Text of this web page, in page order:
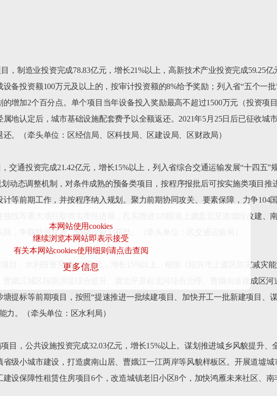
本网站使用cookies
继续浏览本网站即表示接受
有关本网站cookies使用细则请点击查阅
更多信息
，制造业投资完成78.83亿元，增长21%以上，高新技术产业投资完成59.25亿
备投资额100万元及以上的，按审计投资额的8%给予奖励；列入省“五个一
增加2个百分点。单个项目当年设备投入奖励最高不超过1500万元（投资项
地认定后，城市基础设施配套费予以全额返还。2021年5月25日后已征收城
。（牵头单位：区经信局、区科技局、区建设局、区财政局）
交通投资完成21.42亿元，增长15%以上，列入省综合交通运输发展“十四五”
动态调整机制，对条件成熟的预备类项目，按程序报批后可按实施类项目推
等前期工作，并按程序纳入规划。聚力前期协同攻关、要素保障，力争104
线等重大项目取得实质性进展，扎实推进329国道上虞盖北至道墟段改建、
，争取轨道交通二期建设规划获批。（牵头单位：区交通运输局）
目，水利投资完成8.51亿元，增长15%以上。根据《绍兴市上虞区防灾减灾
娥江城区段防洪堤综合提升、虞北平原崧北河综合治理、曹娥街道建成区河
提标等前期项目，按照“提速推进一批续建项目、加快开工一批新建项目、
力。（牵头单位：区水利局）
目，公共设施投资完成32.03亿元，增长15%以上。谋划推进城乡风貌提升、
级小城市建设，打造虞南山居、曹娥江一江两岸等风貌样板区。开展道墟城
设保障性租赁住房项目6个，改造城镇老旧小区8个，加快鸿雁未来社区、南